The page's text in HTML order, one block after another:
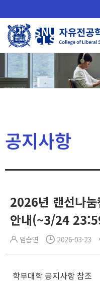
로
메
공지사항
2026년 랜선나
안내(~3/24
임승연 2026-03-23
학부대학 공지사항 참조